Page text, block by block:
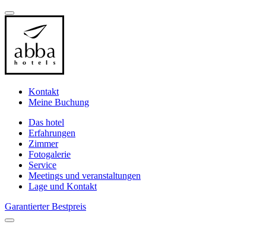
Kontakt
Meine Buchung
Das hotel
Erfahrungen
Zimmer
Fotogalerie
Service
Meetings und veranstaltungen
Lage und Kontakt
Garantierter Bestpreis